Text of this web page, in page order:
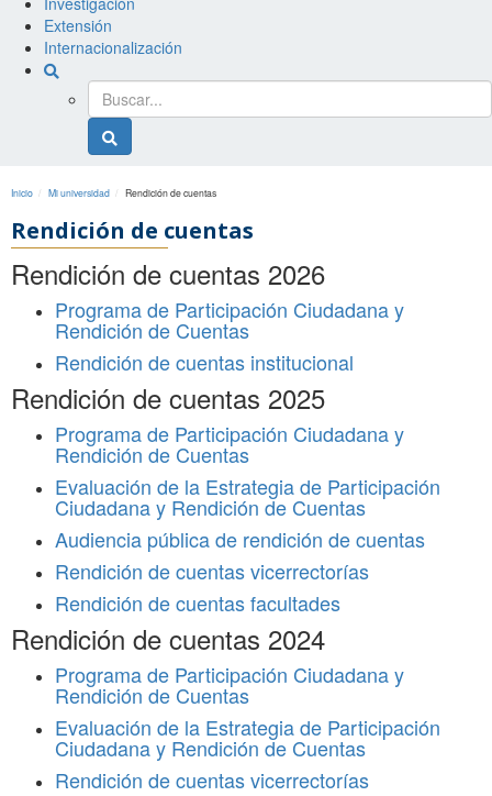
Extensión
Internacionalización
generalBuscador
general
Inicio Mi universidad Rendición de cuentas
Rendición de cuentas
Rendición de cuentas 2026
Programa de Participación Ciudadana y
Rendición de Cuentas
Rendición de cuentas institucional
Rendición de cuentas 2025
Programa de Participación Ciudadana y
Rendición de Cuentas
Evaluación de la Estrategia de Participación
Ciudadana y Rendición de Cuentas
Audiencia pública de rendición de cuentas
Rendición de cuentas vicerrectorías
Rendición de cuentas facultades
Rendición de cuentas 2024
Programa de Participación Ciudadana y
Rendición de Cuentas
Evaluación de la Estrategia de Participación
Ciudadana y Rendición de Cuentas
Rendición de cuentas vicerrectorías